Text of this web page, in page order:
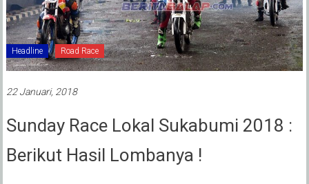
Headline Road Race
22 Januari, 2018
Sunday Race Lokal Sukabumi 2018 :
Berikut Hasil Lombanya !